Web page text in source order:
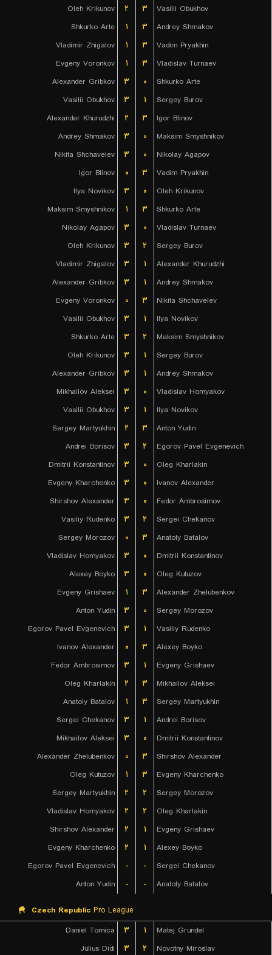
Oleh Krikunov ۲ ۳
Vasilii Obukhov
Shkurko Arte
۱ ۳
Andrey Shmakov
Vladimir Zhigalov
۱ ۳
Vadim Pryakhin
Evgeny Voronkov
۱ ۳
Vladislav Turnaev
Alexander Gribkov
۳ ۰
Shkurko Arte
Vasilii Obukhov
۳ ۱
Sergey Burov
Alexander Khurudzhi
۲ ۳
Igor Blinov
Andrey Shmakov
۳ ۰
Maksim Smyshnikov
Nikita Shchavelev
۳ ۰
Nikolay Agapov
Igor Blinov
۰ ۳
Vadim Pryakhin
Ilya Novikov
۳ ۰
Oleh Krikunov
Maksim Smyshnikov
۱ ۳
Shkurko Arte
Nikolay Agapov
۳ ۰
Vladislav Turnaev
Oleh Krikunov
۳ ۲
Sergey Burov
Vladimir Zhigalov
۳ ۱
Alexander Khurudzhi
Alexander Gribkov
۳ ۱
Andrey Shmakov
Evgeny Voronkov
۰ ۳
Nikita Shchavelev
Vasilii Obukhov
۳ ۱
Ilya Novikov
Shkurko Arte
۳ ۲
Maksim Smyshnikov
Oleh Krikunov
۳ ۱
Sergey Burov
Alexander Gribkov
۳ ۱
Andrey Shmakov
Mikhailov Aleksei
۳ ۰
Vladislav Homyakov
Vasilii Obukhov
۳ ۱
Ilya Novikov
Sergey Martyukhin
۲ ۳
Anton Yudin
Andrei Borisov
۳ ۲
Egorov Pavel Evgenevich
Dmitrii Konstantinov
۳ ۰
Oleg Kharlakin
Evgeny Kharchenko
۳ ۰
Ivanov Alexander
Shirshov Alexander
۳ ۰
Fedor Ambrosimov
Vasiliy Rudenko
۳ ۲
Sergei Chekanov
Sergey Morozov
۰ ۳
Anatoly Batalov
Vladislav Homyakov
۳ ۰
Dmitrii Konstantinov
Alexey Boyko
۳ ۰
Oleg Kutuzov
Evgeny Grishaev
۱ ۳
Alexander Zhelubenkov
Anton Yudin
۳ ۰
Sergey Morozov
Egorov Pavel Evgenevich
۳ ۱
Vasiliy Rudenko
Ivanov Alexander
۰ ۳
Alexey Boyko
Fedor Ambrosimov
۳ ۱
Evgeny Grishaev
Oleg Kharlakin
۲ ۳
Mikhailov Aleksei
Anatoly Batalov
۱ ۳
Sergey Martyukhin
Sergei Chekanov
۳ ۱
Andrei Borisov
Mikhailov Aleksei
۳ ۰
Dmitrii Konstantinov
Alexander Zhelubenkov
۰ ۳
Shirshov Alexander
Oleg Kutuzov
۱ ۳
Evgeny Kharchenko
Sergey Martyukhin
۲ ۲
Sergey Morozov
Vladislav Homyakov
۲ ۲
Oleg Kharlakin
Shirshov Alexander
۲ ۱
Evgeny Grishaev
Evgeny Kharchenko
۲ ۱
Alexey Boyko
Egorov Pavel Evgenevich
- -
Sergei Chekanov
Anton Yudin
- - Anatoly Batalov
Czech Republic Pro League
Daniel Tomica
۳ ۱
Matej Grundel
Julius Didi
۳ ۲
Novotny Miroslav